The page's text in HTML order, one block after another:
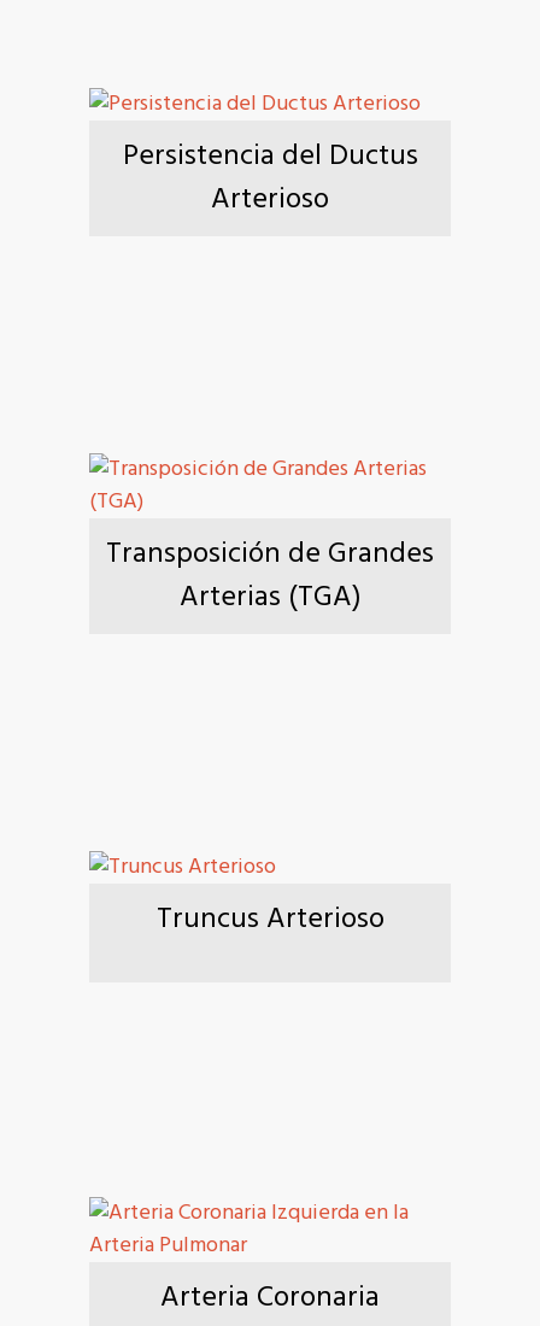
Persistencia del Ductus
Arterioso
Transposición de Grandes
Arterias (TGA)
Truncus Arterioso
Arteria Coronaria